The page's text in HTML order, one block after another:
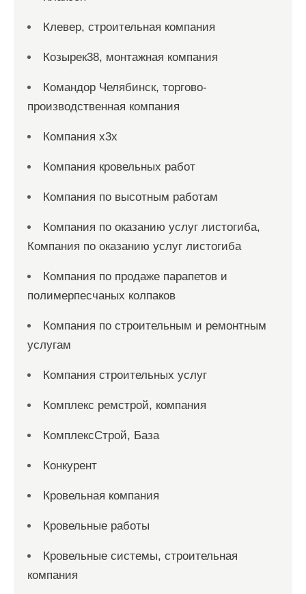
Клевер, строительная компания
Козырек38, монтажная компания
Командор Челябинск, торгово-
производственная компания
Компания x3x
Компания кровельных работ
Компания по высотным работам
Компания по оказанию услуг листогиба,
Компания по оказанию услуг листогиба
Компания по продаже парапетов и
полимерпесчаных колпаков
Компания по строительным и ремонтным
услугам
Компания строительных услуг
Комплекс ремстрой, компания
КомплексСтрой, База
Конкурент
Кровельная компания
Кровельные работы
Кровельные системы, строительная
компания